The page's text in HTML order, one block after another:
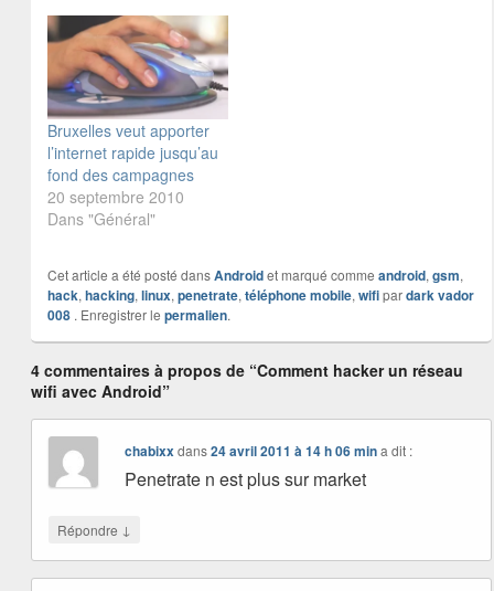
moonwalk (repose en
paix, on ne t’oubliera
jamais ! Les légendes ne
meurent pas ! :mrgreen:)
Bref vous…
Bruxelles veut apporter
l’internet rapide jusqu’au
fond des campagnes
20 septembre 2010
Dans "Général"
Cet article a été posté dansAndroidet marqué comme android, gsm,
hack, hacking, linux, penetrate, téléphone mobile, wifipardark vador
008. Enregistrer le permalien.
4 commentaires à propos de “Comment hacker un réseau
wifi avec Android”
chabixxdans24 avril 2011 à 14 h 06 mina dit :
Penetrate n est plus sur market
Répondre ↓